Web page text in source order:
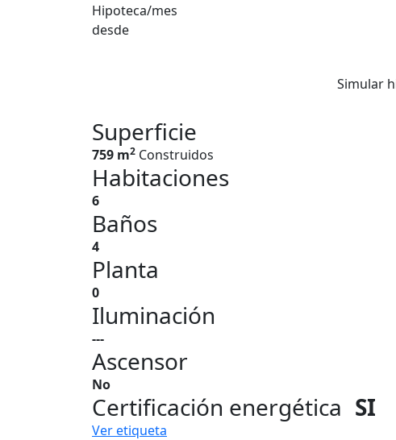
Hipoteca/mes
desde
Simular
Superficie
759 m2 Construidos
Habitaciones
6
Baños
4
Planta
0
Iluminación
---
Ascensor
No
Certificación energética SI
Ver etiqueta